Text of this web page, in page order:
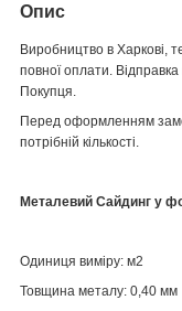
Опис
Виробництво в Харкові,
повної оплати.
Покупця.
Перед оформленням
потрібній кількості.
Металевий Сайдинг у
Одиниця виміру: м2
Товщина металу: 0,40 мм